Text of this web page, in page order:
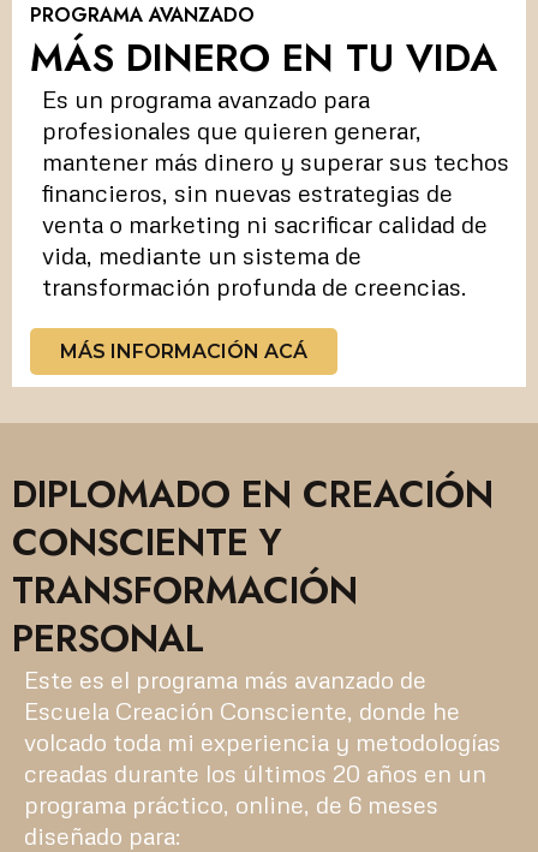
PROGRAMA AVANZADO
MÁS DINERO EN TU VIDA
Es un programa avanzado para
profesionales que quieren generar,
mantener más dinero y superar sus techos
financieros, sin nuevas estrategias de
venta o marketing ni sacrificar calidad de
vida, mediante un sistema de
transformación profunda de creencias.
MÁS INFORMACIÓN ACÁ
DIPLOMADO EN CREACIÓN
CONSCIENTE Y
TRANSFORMACIÓN
PERSONAL
Este es el programa más avanzado de
Escuela Creación Consciente, donde he
volcado toda mi experiencia y metodologías
creadas durante los últimos 20 años en un
programa práctico, online, de 6 meses
diseñado para: